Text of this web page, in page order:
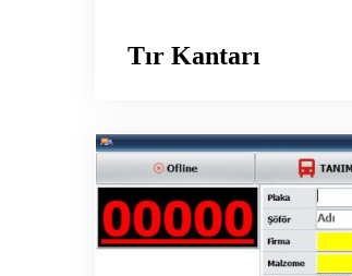
Tır Kantarı